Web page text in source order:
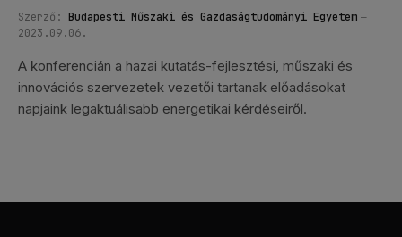
Szerző: Budapesti Műszaki és Gazdaságtudományi Egyetem
2023.09.06.
A konferencián a hazai kutatás-fejlesztési, műszaki és
innovációs szervezetek vezetői tartanak előadásokat
napjaink legaktuálisabb energetikai kérdéseiről.